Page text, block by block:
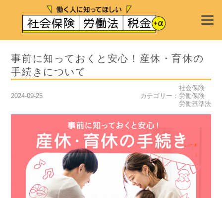
事前に知っておくと安心！産休・育休の
手続きについて
2024-09-25 カテゴリー：
社会保険
労働保険
労働基準法